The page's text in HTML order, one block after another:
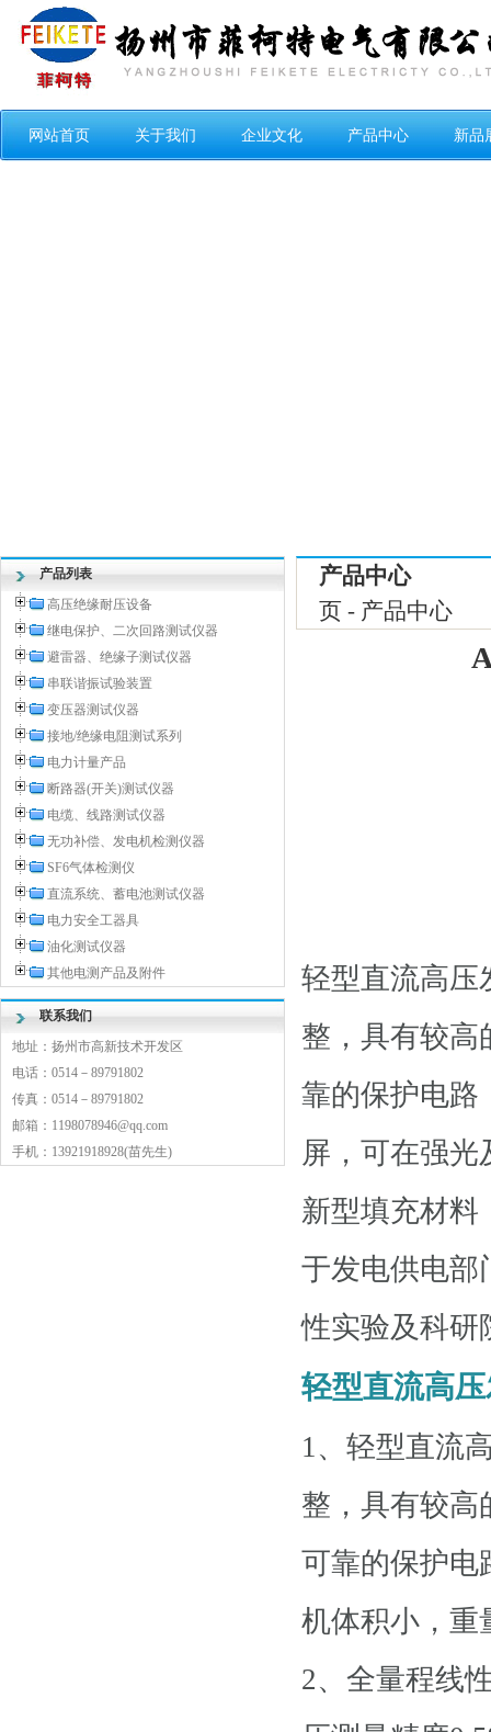
网站首页 关于我们 企业文化 产品中心 新品
产品列表
高压绝缘耐压设备
继电保护、二次回路测试仪器
避雷器、绝缘子测试仪器
串联谐振试验装置
变压器测试仪器
接地/绝缘电阻测试系列
电力计量产品
断路器(开关)测试仪器
电缆、线路测试仪器
无功补偿、发电机检测仪器
SF6气体检测仪
直流系统、蓄电池测试仪器
电力安全工器具
油化测试仪器
其他电测产品及附件
联系我们
地址：扬州市高新技术开发区
电话：0514－89791802
传真：0514－89791802
邮箱：1198078946@qq.com
手机：13921918928(苗先生)
产品中心
页 - 产品中心
轻型直流高压
整，具有较高
靠的保护电路
屏，可在强
新型填充材料
于发电供电部
性实验及科研
轻型直流高
1、轻型直流
整，具有较高
可靠的保护电
机体积小，重
2、全量程线